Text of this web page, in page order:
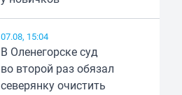
07.08, 15:04
В Оленегорске суд
во второй раз обязал
северянку очистить